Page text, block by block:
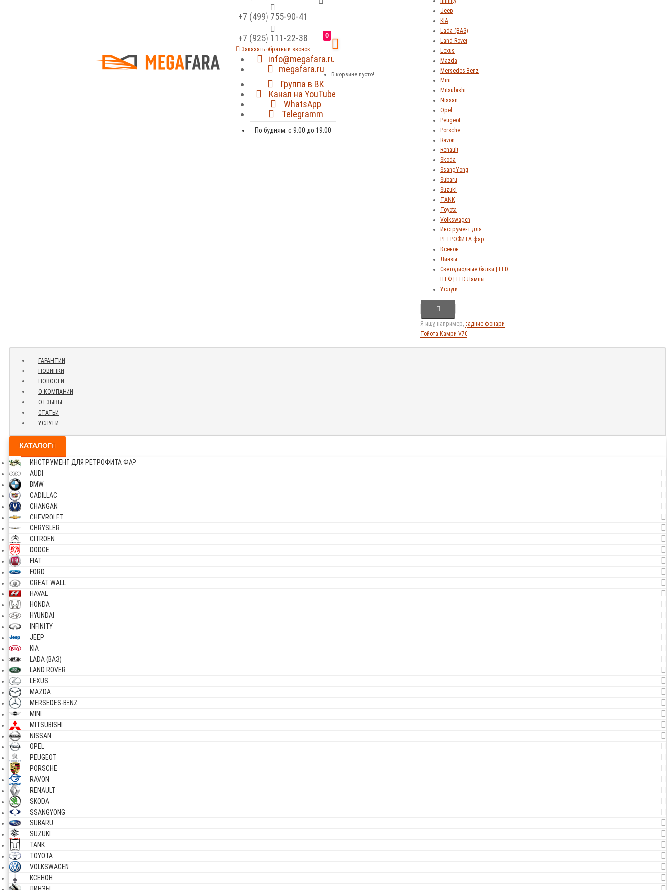
+7 (499) 755-90-41
+7 (925) 111-22-38
Заказать обратный звонок
info@megafara.ru
megafara.ru
Группа в ВК
Канал на YouTube
WhatsApp
Telegramm
По будням: с 9:00 до 19:00
0
В корзине пусто!
Jeep
KIA
Lada (ВАЗ)
Land Rover
Lexus
Mazda
Mersedes-Benz
Mini
Mitsubishi
Nissan
Opel
Peugeot
Porsche
Ravon
Renault
Skoda
SsangYong
Subaru
Suzuki
TANK
Toyota
Volkswagen
Инструмент для
РЕТРОФИТА фар
Ксенон
Линзы
Светодиодные балки | LED
ПТФ | LED Лампы
Услуги
Я ищу, например, задние фонари
Тойота Камри V70
ГАРАНТИИ
НОВИНКИ
НОВОСТИ
О КОМПАНИИ
ОТЗЫВЫ
СТАТЬИ
УСЛУГИ
КАТАЛОГ
ИНСТРУМЕНТ ДЛЯ РЕТРОФИТА ФАР
AUDI
BMW
CADILLAC
CHANGAN
CHEVROLET
CHRYSLER
CITROEN
DODGE
FIAT
FORD
GREAT WALL
HAVAL
HONDA
HYUNDAI
INFINITY
JEEP
KIA
LADA (ВАЗ)
LAND ROVER
LEXUS
MAZDA
MERSEDES-BENZ
MINI
MITSUBISHI
NISSAN
OPEL
PEUGEOT
PORSCHE
RAVON
RENAULT
SKODA
SSANGYONG
SUBARU
SUZUKI
TANK
TOYOTA
VOLKSWAGEN
КСЕНОН